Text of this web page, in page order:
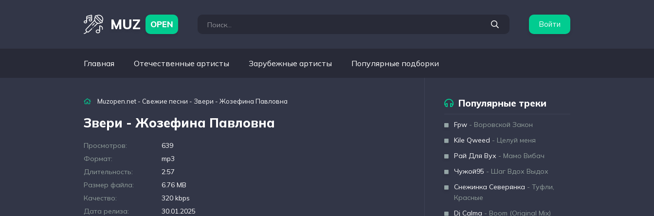
MUZ OPEN Войти
Главная Отечественные артисты Зарубежные артисты Популярные подборки
Muzopen.net - Свежие песни - Звери - Жозефина Павловна
Звери - Жозефина Павловна
Просмотров:
639
Формат:
mp3
Длительность:
2:57
Размер файла:
6.76 MB
Качество:
320 kbps
Дата релиза:
30.01.2025
Популярные треки
Fpw - Воровской Закон
Kile Qweed - Целуй меня
Рай Для Вух - Мамо Вибач
Чужой95 - Шаг Вдох Выдох
Снежинка Северянка - Туфли,
Красные
Dj Calma - Boom (Original Mix)